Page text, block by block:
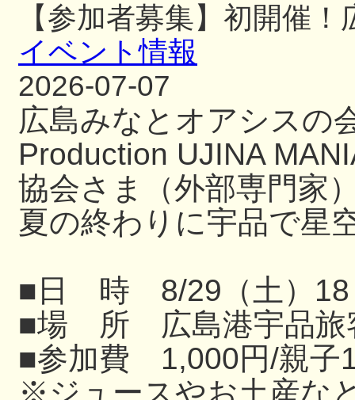
【参加者募集】初開催
イベント情報
2026-07-07
広島みなとオアシスの
Production UJINA
協会さま（外部専門家
夏の終わりに宇品で星
■日 時 8/29（土）18
■場 所 広島港宇品旅
■参加費 1,000円/親子
※ジュースやお土産な